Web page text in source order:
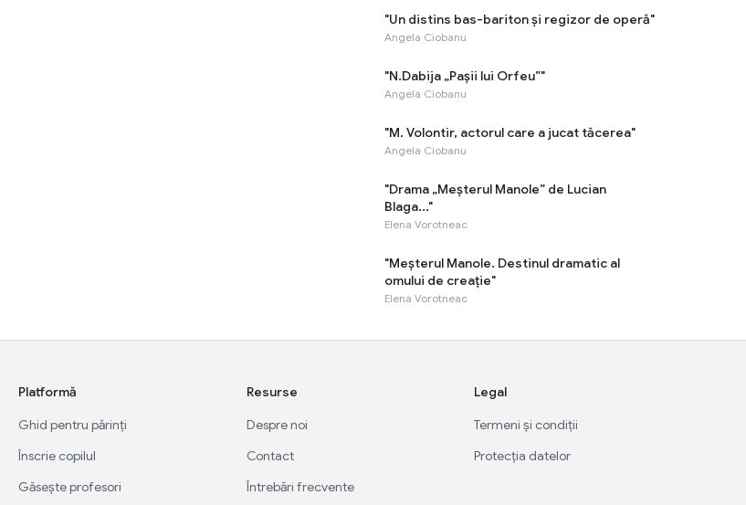
"Un distins bas-bariton și regizor de operă"
Angela Ciobanu
"N.Dabija „Pașii lui Orfeu”"
Angela Ciobanu
"M. Volontir, actorul care a jucat tăcerea"
Angela Ciobanu
"Drama „Meșterul Manole” de Lucian
Blaga..."
Elena Vorotneac
"Meșterul Manole. Destinul dramatic al
omului de creație"
Elena Vorotneac
Platformă
Ghid pentru părinți
Înscrie copilul
Găsește profesori
Resurse
Despre noi
Contact
Întrebări frecvente
Legal
Termeni și condiții
Protecția datelor